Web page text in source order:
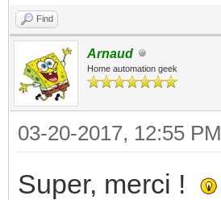
Find
Arnaud
Home automation geek
03-20-2017, 12:55 PM
Super, merci !